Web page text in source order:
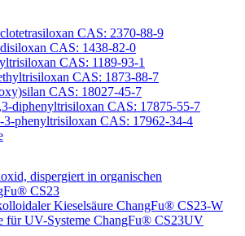
CAS: 2370-88-9
CAS: 1438-82-0
CAS: 1189-93-1
CAS: 1873-88-7
CAS: 18027-45-7
diphenyltrisiloxan CAS: 17875-55-7
3-phenyltrisiloxan CAS: 17962-34-4
dispergiert in organischen
CS23
Kieselsäure ChangFu® CS23-W
für UV-Systeme ChangFu® CS23UV